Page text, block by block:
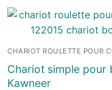
CHARIOT ROULETTE POUR
Chariot simple pour
Kawneer